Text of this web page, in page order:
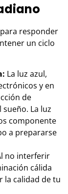
responder
un ciclo
La luz azul,
y en
de
La luz
componente
a prepararse
no interferir
cálida
la calidad de tu